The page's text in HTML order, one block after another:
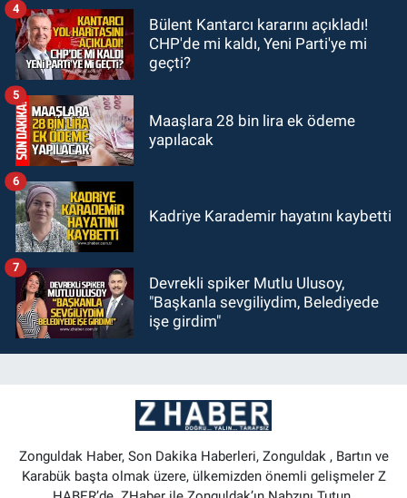
Bülent Kantarcı kararını açıkladı!
CHP'de mi kaldı, Yeni Parti'ye mi
geçti?
4
Maaşlara 28 bin lira ek ödeme
yapılacak
5
Kadriye Karademir hayatını kaybetti
6
Devrekli spiker Mutlu Ulusoy,
"Başkanla sevgiliydim, Belediyede
işe girdim"
7
Zonguldak Haber, Son Dakika Haberleri, Zonguldak , Bartın ve
Karabük başta olmak üzere, ülkemizden önemli gelişmeler Z